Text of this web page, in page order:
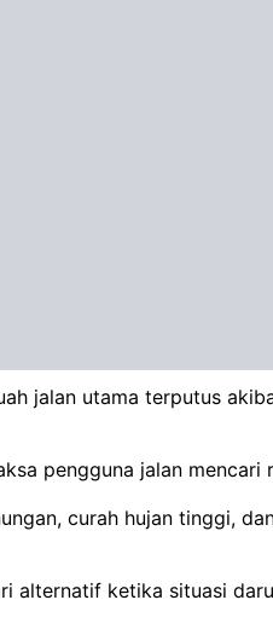
jalan utama terputus
pengguna jalan
curah hujan tinggi,
alternatif ketika situasi